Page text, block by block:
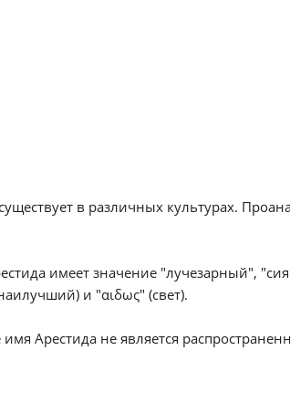
в различных культурах.
имеет значение "лучезарный",
и "αιδως" (свет).
имя Арестида не является